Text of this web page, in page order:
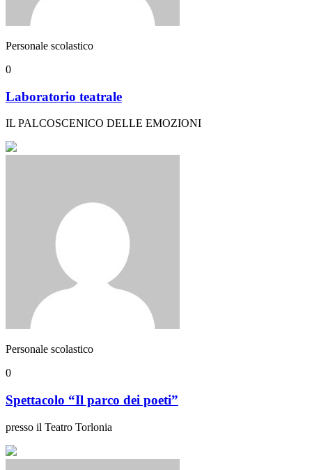
Personale scolastico
0
Laboratorio teatrale
IL PALCOSCENICO DELLE EMOZIONI
Personale scolastico
0
Spettacolo “Il parco dei poeti”
presso il Teatro Torlonia